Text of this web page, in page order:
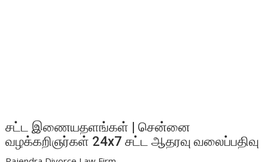
சட்ட இணையதளங்கள் | சென்னை
வழக்கறிஞர்கள் 24x7 சட்ட ஆதரவு வலைப்பதிவு